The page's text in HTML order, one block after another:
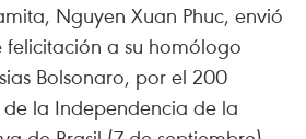
Nguyen Xuan Phuc, envió
felicitación a su homólogo
Bolsonaro, por el 200
la Independencia de la